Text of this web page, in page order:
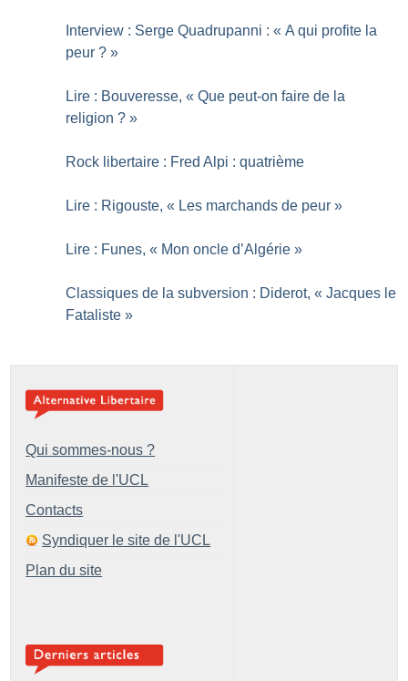
Interview : Serge Quadrupanni : « A qui profite la
peur ? »
Lire : Bouveresse, « Que peut-on faire de la
religion ? »
Rock libertaire : Fred Alpi : quatrième
Lire : Rigouste, « Les marchands de peur »
Lire : Funes, « Mon oncle d’Algérie »
Classiques de la subversion : Diderot, « Jacques le
Fataliste »
Qui sommes-nous ?
Manifeste de l'UCL
Contacts
Syndiquer le site de l'UCL
Plan du site